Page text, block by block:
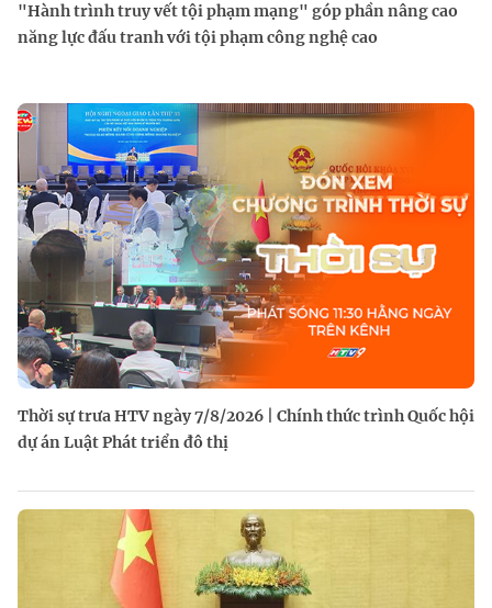
"Hành trình truy vết tội phạm mạng" góp phần nâng cao
năng lực đấu tranh với tội phạm công nghệ cao
Thời sự trưa HTV ngày 7/8/2026 | Chính thức trình Quốc hội
dự án Luật Phát triển đô thị